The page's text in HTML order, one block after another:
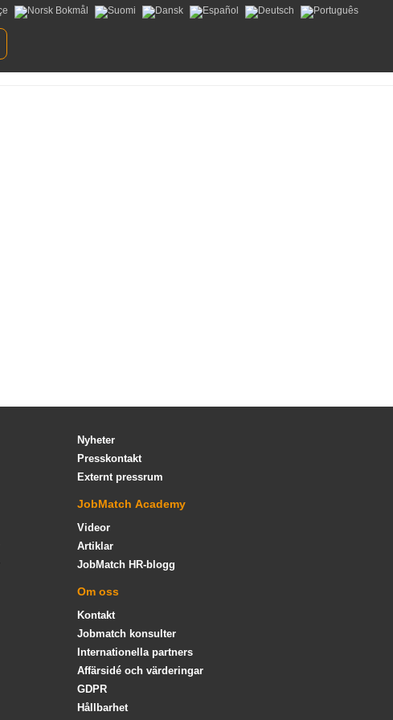
Nyheter
Presskontakt
Externt pressrum
JobMatch Academy
Videor
Artiklar
JobMatch HR-blogg
Om oss
Kontakt
Jobmatch konsulter
Internationella partners
Affärsidé och värderingar
GDPR
Hållbarhet